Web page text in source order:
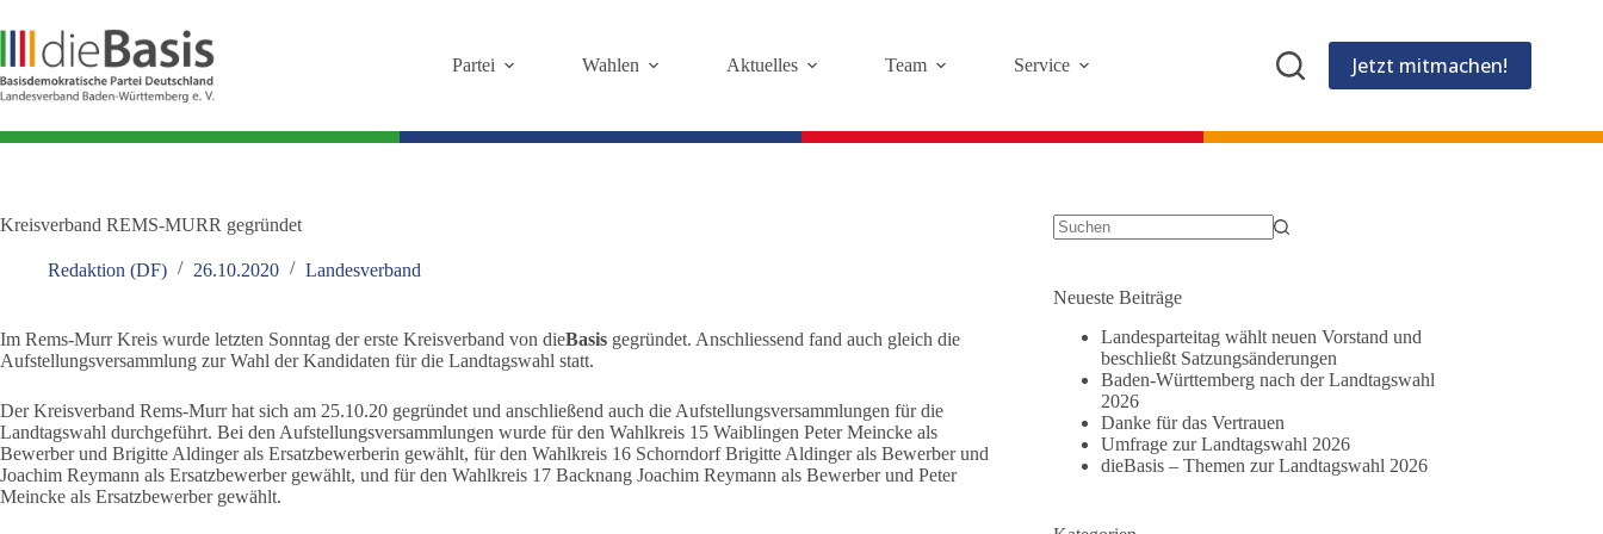
Inhalt
springen
Partei Wahlen Aktuelles Team Service Jetzt mitmachen!
Kreisverband REMS-MURR gegründet
Redaktion (DF) 26.10.2020 Landesverband
Im Rems-Murr Kreis wurde letzten Sonntag der erste Kreisverband von dieBasis gegründet. Anschliessend fand auch gleich die
Aufstellungsversammlung zur Wahl der Kandidaten für die Landtagswahl statt.
Der Kreisverband Rems-Murr hat sich am 25.10.20 gegründet und anschließend auch die Aufstellungsversammlungen für die
Landtagswahl durchgeführt. Bei den Aufstellungsversammlungen wurde für den Wahlkreis 15 Waiblingen Peter Meincke als
Bewerber und Brigitte Aldinger als Ersatzbewerberin gewählt, für den Wahlkreis 16 Schorndorf Brigitte Aldinger als Bewerber und
Joachim Reymann als Ersatzbewerber gewählt, und für den Wahlkreis 17 Backnang Joachim Reymann als Bewerber und Peter
Meincke als Ersatzbewerber gewählt.
Neueste Beiträge
Landesparteitag wählt neuen Vorstand und
beschließt Satzungsänderungen
Baden-Württemberg nach der Landtagswahl
2026
Danke für das Vertrauen
Umfrage zur Landtagswahl 2026
dieBasis – Themen zur Landtagswahl 2026